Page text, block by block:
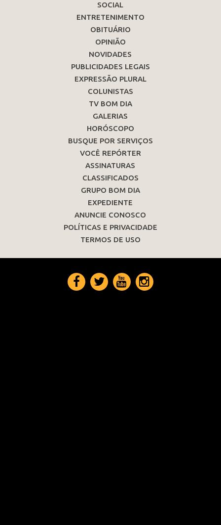
SOCIAL
ENTRETENIMENTO
OBITUÁRIO
OPINIÃO
NOVIDADES
PUBLICIDADES LEGAIS
EXPRESSÃO PLURAL
COLUNISTAS
TV BOM DIA
GALERIAS
HORÓSCOPO
BUSQUE POR SERVIÇOS
VOCÊ REPÓRTER
ASSINATURAS
CLASSIFICADOS
GRUPO BOM DIA
EXPEDIENTE
ANUNCIE CONOSCO
POLÍTICAS E PRIVACIDADE
TERMOS DE USO